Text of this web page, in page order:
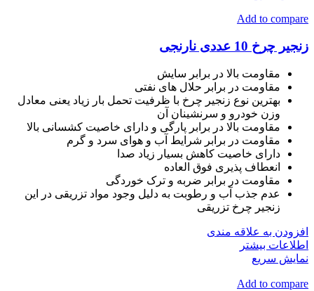
Add to compare
زنجیر چرخ 10 عددی نارنجی
مقاومت بالا در برابر سایش
مقاومت در برابر حلال های نفتی
بهترین نوع زنجیر چرخ با ظرفیت تحمل بار زیاد یعنی معادل
وزن خودرو و سرنشینان آن
مقاومت بالا در برابر پارگی و دارای خاصیت کشسانی بالا
مقاومت در برابر شرایط آب و هوای سرد و گرم
دارای خاصیت کاهش بسیار زیاد صدا
انعطاف پذیری فوق العاده
مقاومت در برابر ضربه و ترک خوردگی
عدم جذب آب و رطوبت به دلیل وجود مواد تزریقی در این
زنجیر چرخ تزریقی
افزودن به علاقه مندی
اطلاعات بیشتر
نمایش سریع
Add to compare